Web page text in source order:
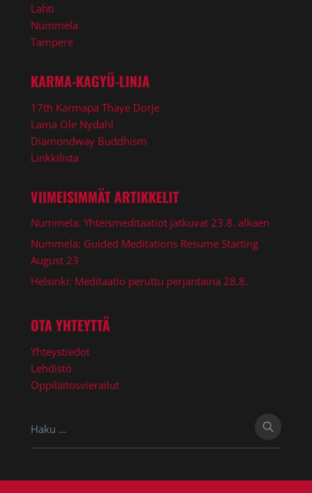
Lahti
Nummela
Tampere
KARMA-KAGYÜ-LINJA
17th Karmapa Thaye Dorje
Lama Ole Nydahl
Diamondway Buddhism
Linkkilista
VIIMEISIMMÄT ARTIKKELIT
Nummela: Yhteismeditaatiot jatkuvat 23.8. alkaen
Nummela: Guided Meditations Resume Starting
August 23
Helsinki: Meditaatio peruttu perjantaina 28.8.
OTA YHTEYTTÄ
Yhteystiedot
Lehdistö
Oppilaitosvierailut
Haku: